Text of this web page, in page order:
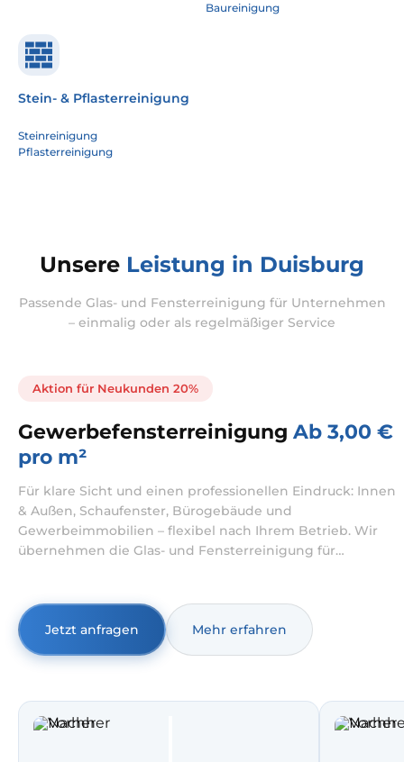
Baureinigung
Stein- & Pflasterreinigung
Steinreinigung
Pflasterreinigung
Unsere Leistung in Duisburg
Passende Glas- und Fensterreinigung für Unternehmen
– einmalig oder als regelmäßiger Service
Aktion für Neukunden 20%
Gewerbefensterreinigung Ab 3,00 €
pro m²
Für klare Sicht und einen professionellen Eindruck: Innen
& Außen, Schaufenster, Bürogebäude und
Gewerbeimmobilien – flexibel nach Ihrem Betrieb. Wir
übernehmen die Glas- und Fensterreinigung für
Lagen. Wir arbeiten abgestimmt auf Öffnungszeiten und
Betriebsabläufe, damit Teams, Kundenverkehr und
Abläufe möglichst ungestört bleiben.
Jetzt anfragen Mehr erfahren